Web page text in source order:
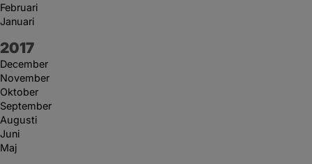
Februari
Januari
År:
2017
December
November
Oktober
September
Augusti
Juni
Maj